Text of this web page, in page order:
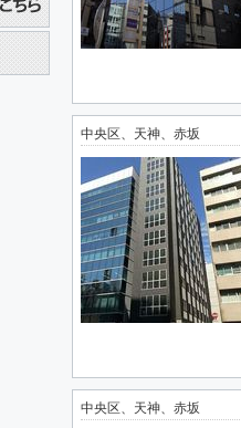
中央区、天神、赤坂
中央区、天神、赤坂